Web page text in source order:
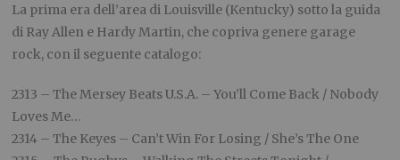
La prima era dell’area di Louisville (Kentucky) sotto la guida
di Ray Allen e Hardy Martin, che copriva genere garage
rock, con il seguente catalogo:
2313 – The Mersey Beats U.S.A. – You’ll Come Back / Nobody
Loves Me…
2314 – The Keyes – Can’t Win For Losing / She’s The One